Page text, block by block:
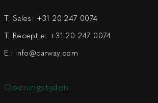
T. Sales: +31 20 247 0074
T. Receptie: +31 20 247 0074
E.: info@carway.com
Openingstijden